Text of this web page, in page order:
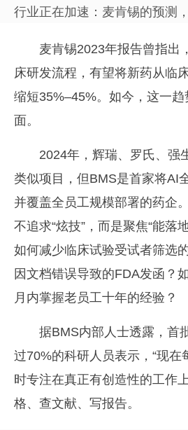
行业正在加速：麦肯锡的预测
麦肯锡2023年报告曾指出
床研发流程，有望将新药从临
缩短35%–45%。如今，这一
面。
2024年，辉瑞、罗氏、强
类似项目，但BMS是首家将AI
并覆盖全员工规模部署的药企
不追求“炫技”，而是聚焦“能落
如何减少临床试验受试者筛选
因文档错误导致的FDA发函？
月内掌握老员工十年的经验？
据BMS内部人士透露，首
过70%的科研人员表示，“现在
时专注在真正有创造性的工作
格、查文献、写报告。